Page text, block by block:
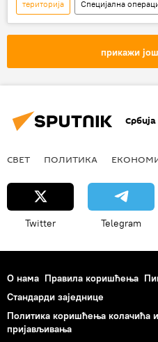
територија
Специјална
Специјална војна операција у
украјинска војска
прикажи
Србија
СВЕТ ПОЛИТИКА
Twitter Telegram
О нама Правила коришћења
Стандарди заједнице
Политика коришћења колачића
пријављивања